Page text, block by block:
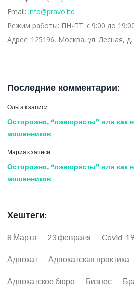
Email: info@pravo.ltd
Режим работы: ПН-ПТ: с 9:00 до 19:00
Адрес: 125196, Москва, ул. Лесная, д.
Последние комментарии:
Ольга к записи
Осторожно, “лжеюристы” или как
мошенников
Мария к записи
Осторожно, “лжеюристы” или как
мошенников
Хештеги:
8 Марта 23 февраля Covid-19
Адвокат Адвокатская практика
Адвокатское бюро Бизнес